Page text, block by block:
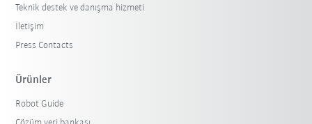
Teknik destek ve danışma hizmeti
İletişim
Press Contacts
Ürünler
Robot Guide